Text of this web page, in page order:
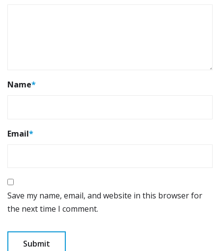
Name*
Email*
Save my name, email, and website in this browser for
the next time I comment.